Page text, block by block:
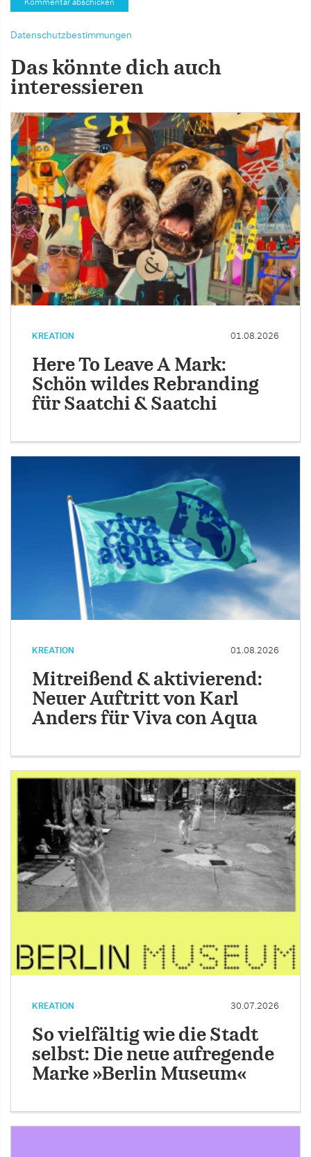
Datenschutzbestimmungen
Das könnte dich auch
interessieren
KREATION 01.08.2026
Here To Leave A Mark:
Schön wildes Rebranding
für Saatchi & Saatchi
KREATION 01.08.2026
Mitreißend & aktivierend:
Neuer Auftritt von Karl
Anders für Viva con Aqua
KREATION 30.07.2026
So vielfältig wie die Stadt
selbst: Die neue aufregende
Marke »Berlin Museum«